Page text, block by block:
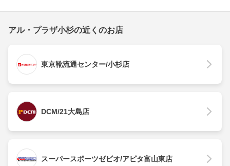
アル・プラザ小杉の近くのお店
東京靴流通センター/小杉店
DCM/21大島店
スーパースポーツゼビオ/アピタ富山東店